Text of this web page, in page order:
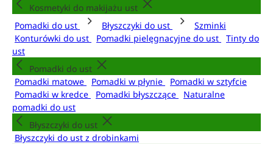
Kosmetyki do makijażu ust
Pomadki do ust
Błyszczyki do ust
Szminki
Konturówki do ust
Pomadki pielęgnacyjne do ust
Tinty do
ust
Pomadki do ust
Pomadki matowe
Pomadki w płynie
Pomadki w sztyfcie
Pomadki w kredce
Pomadki błyszczące
Naturalne
pomadki do ust
Błyszczyki do ust
Błyszczyki do ust z drobinkami